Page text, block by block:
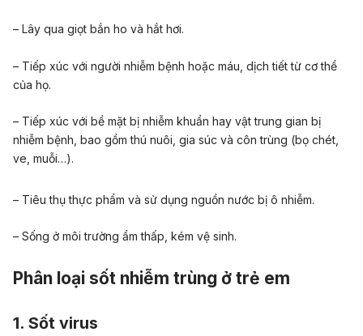
– Lây qua giọt bắn ho và hắt hơi.
– Tiếp xúc với người nhiễm bệnh hoặc máu, dịch tiết từ cơ thể
của họ.
– Tiếp xúc với bề mặt bị nhiễm khuẩn hay vật trung gian bị
nhiễm bệnh, bao gồm thú nuôi, gia súc và côn trùng (bọ chét,
ve, muỗi…).
– Tiêu thụ thực phẩm và sử dụng nguồn nước bị ô nhiễm.
– Sống ở môi trường ẩm thấp, kém vệ sinh.
Phân loại sốt nhiễm trùng ở trẻ em
1. Sốt virus